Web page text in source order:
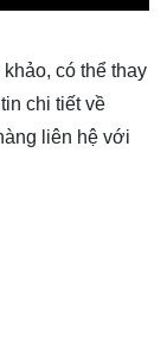
có thể thay
chi tiết về
liên hệ với